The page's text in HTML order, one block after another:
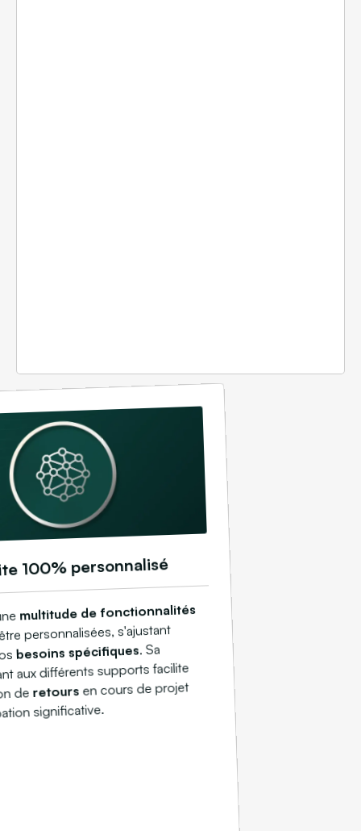
100% personnalisé
multitude de fonctionnalités
personnalisées, s'ajustant
besoins spécifiques. Sa
aux différents supports facilite
de retours en cours de projet
significative.